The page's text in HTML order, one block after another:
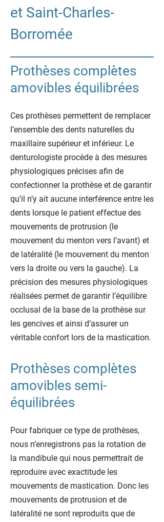
et Saint-Charles-
Borromée
Prothèses complètes
amovibles équilibrées
Ces prothèses permettent de remplacer
l’ensemble des dents naturelles du
maxillaire supérieur et inférieur. Le
denturologiste procède à des mesures
physiologiques précises afin de
confectionner la prothèse et de garantir
qu’il n’y ait aucune interférence entre les
dents lorsque le patient effectue des
mouvements de protrusion (le
mouvement du menton vers l’avant) et
de latéralité (le mouvement du menton
vers la droite ou vers la gauche). La
précision des mesures physiologiques
réalisées permet de garantir l’équilibre
occlusal de la base de la prothèse sur
les gencives et ainsi d’assurer un
véritable confort lors de la mastication.
Prothèses complètes
amovibles semi-
équilibrées
Pour fabriquer ce type de prothèses,
nous n’enregistrons pas la rotation de
la mandibule qui nous permettrait de
reproduire avec exactitude les
mouvements de mastication. Donc les
mouvements de protrusion et de
latéralité ne sont reproduits que de